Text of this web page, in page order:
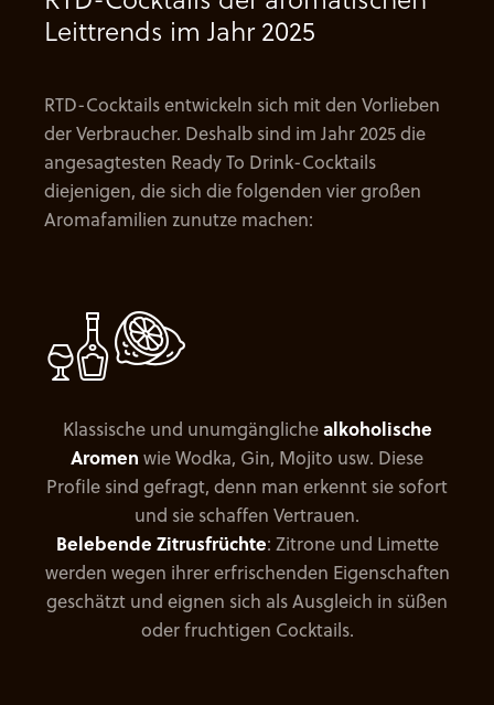
Leittrends im Jahr 2025
RTD-Cocktails entwickeln sich mit den Vorlieben
der Verbraucher. Deshalb sind im Jahr 2025 die
angesagtesten Ready To Drink-Cocktails
diejenigen, die sich die folgenden vier großen
Aromafamilien zunutze machen:
Klassische und unumgänglichealkoholische
Aromen wie Wodka, Gin, Mojito usw. Diese
Profile sind gefragt, denn man erkennt sie sofort
und sie schaffen Vertrauen.
Belebende Zitrusfrüchte: Zitrone und Limette
werden wegen ihrer erfrischenden Eigenschaften
geschätzt und eignen sich als Ausgleich in süßen
oder fruchtigen Cocktails.